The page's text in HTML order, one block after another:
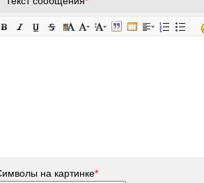
на картинке*